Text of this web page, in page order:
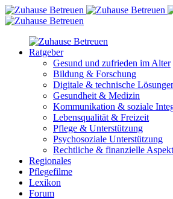
Ratgeber
Gesund und zufrieden im Alter
Bildung & Forschung
Digitale & technische
Gesundheit & Medizin
Kommunikation & soziale
Lebensqualität & Freizeit
Pflege & Unterstützung
Psychosoziale Unterstützung
Rechtliche & finanzielle
Regionales
Pflegefilme
Lexikon
Forum